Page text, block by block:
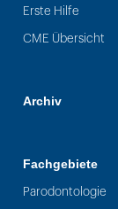
Erste Hilfe
CME Übersicht
Archiv
Fachgebiete
Parodontologie